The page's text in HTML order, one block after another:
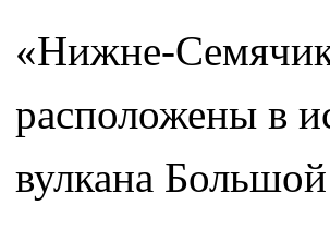
«Нижне-
расположены в
вулкана